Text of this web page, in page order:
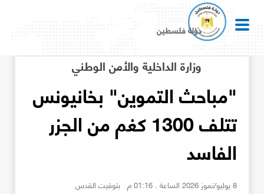
دولة فلسطين
وزارة الداخلية والأمن الوطني
"مباحث التموين" بخانيونس
تتلف 1300 كغم من الجزر
الفاسد
8 يوليو/تموز 2026 الساعة . 01:16 م بتوقيت القدس